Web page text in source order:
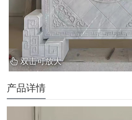
双击可放大
产品详情